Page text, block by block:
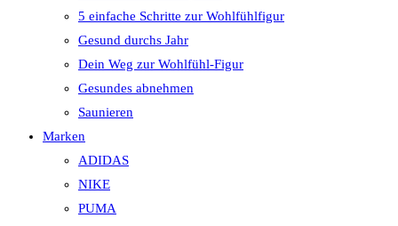
5 einfache Schritte zur Wohlfühlfigur
Gesund durchs Jahr
Dein Weg zur Wohlfühl-Figur
Gesundes abnehmen
Saunieren
Marken
ADIDAS
NIKE
PUMA